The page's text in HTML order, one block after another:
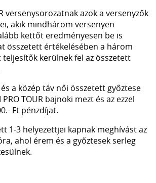
versenysorozatnak azok a versenyzők
akik mindhárom versenyen
kettőt eredményesen be is
összetett értékelésében a három
kerülnek fel az összetett
a közép táv női összetett győztese
TOUR bajnoki mezt és az ezzel
Ft pénzdíjat.
1-3 helyezettjei kapnak meghívást az
ahol érem és a győztesek serleg